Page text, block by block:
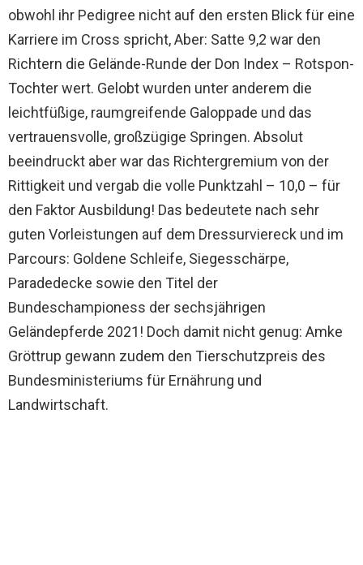
obwohl ihr Pedigree nicht auf den ersten Blick für eine
Karriere im Cross spricht, Aber: Satte 9,2 war den
Richtern die Gelände-Runde der Don Index – Rotspon-
Tochter wert. Gelobt wurden unter anderem die
leichtfüßige, raumgreifende Galoppade und das
vertrauensvolle, großzügige Springen. Absolut
beeindruckt aber war das Richtergremium von der
Rittigkeit und vergab die volle Punktzahl – 10,0 – für
den Faktor Ausbildung! Das bedeutete nach sehr
guten Vorleistungen auf dem Dressurviereck und im
Parcours: Goldene Schleife, Siegesschärpe,
Paradedecke sowie den Titel der
Bundeschampioness der sechsjährigen
Geländepferde 2021! Doch damit nicht genug: Amke
Gröttrup gewann zudem den Tierschutzpreis des
Bundesministeriums für Ernährung und
Landwirtschaft.